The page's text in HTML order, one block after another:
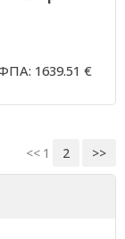
1639.51 €
<< 1 2 >>